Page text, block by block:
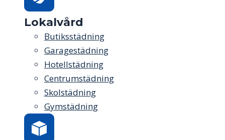
Lokalvård
Butiksstädning
Garagestädning
Hotellstädning
Centrumstädning
Skolstädning
Gymstädning